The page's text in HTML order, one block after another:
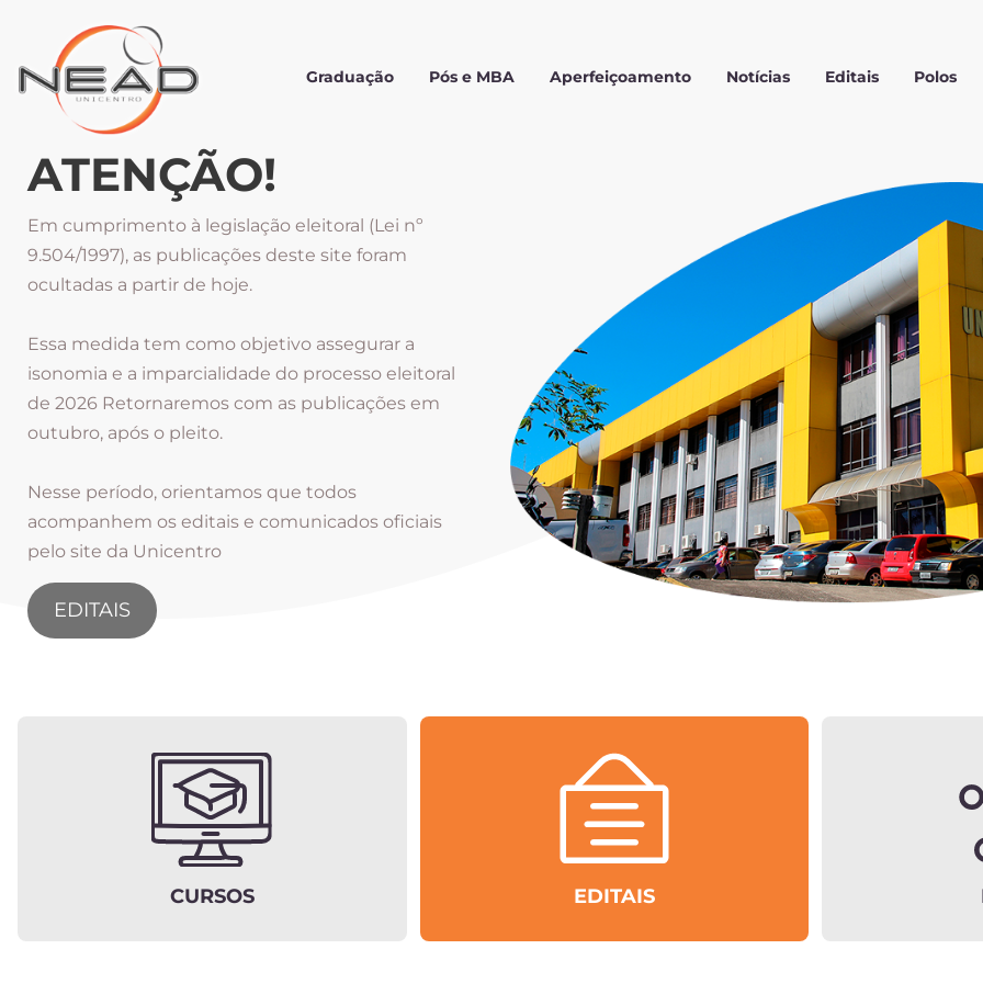
Graduação Pós e MBA Aperfeiçoamento Notícias Editais Polos
ATENÇÃO!
Em cumprimento à legislação eleitoral (Lei nº
9.504/1997), as publicações deste site foram
ocultadas a partir de hoje.
Essa medida tem como objetivo assegurar a
isonomia e a imparcialidade do processo eleitoral
de 2026 Retornaremos com as publicações em
outubro, após o pleito.
Nesse período, orientamos que todos
acompanhem os editais e comunicados oficiais
pelo site da Unicentro
EDITAIS
CURSOS EDITAIS